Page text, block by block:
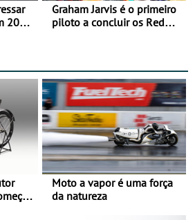
2027
Graham Jarvis é o primeiro
piloto a concluir os Red
Moto a vapor é uma força
da natureza